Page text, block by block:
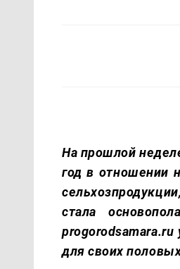
На прошлой
год в отношении
стала
progorodsamara.ru
для своих